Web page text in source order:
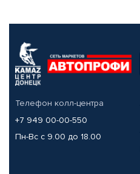
Телефон колл-центра
+7 949 00-00-550
Пн-Вс с 9.00 до 18.00